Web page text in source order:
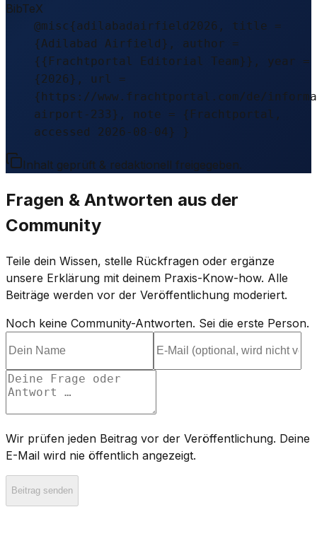
BibTeX
@misc{adilabadairfield2026, title =
{Adilabad Airfield}, author =
{{Frachtportal Editorial Team}}, year =
{2026}, url =
{https://www.frachtportal.com/de/
airport-233}, note = {Frachtportal,
accessed 2026-08-04} }
Inhalt geprüft & redaktionell freigegeben.
Fragen & Antworten aus der
Community
Teile dein Wissen, stelle Rückfragen oder ergänze
unsere Erklärung mit deinem Praxis-Know-how. Alle
Beiträge werden vor der Veröffentlichung moderiert.
Noch keine Community-Antworten. Sei die erste Person.
Wir prüfen jeden Beitrag vor der Veröffentlichung. Deine
E-Mail wird nie öffentlich angezeigt.
Beitrag senden